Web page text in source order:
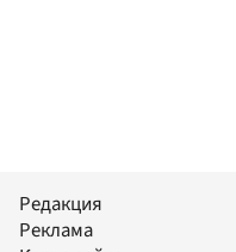
Редакция
Реклама